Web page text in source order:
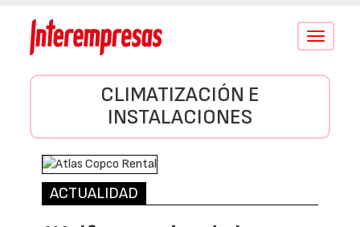
Conmutar
CLIMATIZACIÓN E
INSTALACIONES
ACTUALIDAD